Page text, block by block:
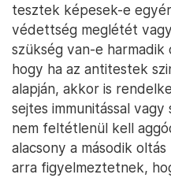
tesztek képesek-e
védettség meglétét
szükség van-e
hogy ha az antitestek
alapján, akkor is
sejtes immunitással
nem feltétlenül kell
alacsony a második
arra figyelmeztetnek,